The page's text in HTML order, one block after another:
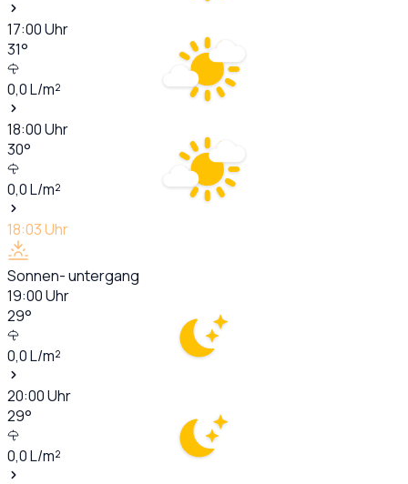
17:00Uhr
31°
0,0L/m²
18:00Uhr
30°
0,0L/m²
18:03Uhr
Sonnen- untergang
19:00Uhr
29°
0,0L/m²
20:00Uhr
29°
0,0L/m²